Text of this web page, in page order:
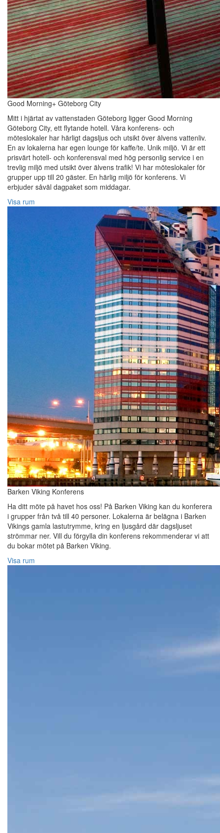
Good Morning+ Göteborg City
Mitt i hjärtat av vattenstaden Göteborg ligger Good Morning
Göteborg City, ett flytande hotell. Våra konferens- och
möteslokaler har härligt dagsljus och utsikt över älvens vattenliv.
En av lokalerna har egen lounge för kaffe/te. Unik miljö. Vi är ett
prisvärt hotell- och konferensval med hög personlig service i en
trevlig miljö med utsikt över älvens trafik! Vi har möteslokaler för
grupper upp till 20 gäster. En härlig miljö för konferens. Vi
erbjuder såväl dagpaket som middagar.
Visa rum
Barken Viking Konferens
Ha ditt möte på havet hos oss! På Barken Viking kan du konferera
i grupper från två till 40 personer. Lokalerna är belägna i Barken
Vikings gamla lastutrymme, kring en ljusgård där dagsljuset
strömmar ner. Vill du förgylla din konferens rekommenderar vi att
du bokar mötet på Barken Viking.
Visa rum